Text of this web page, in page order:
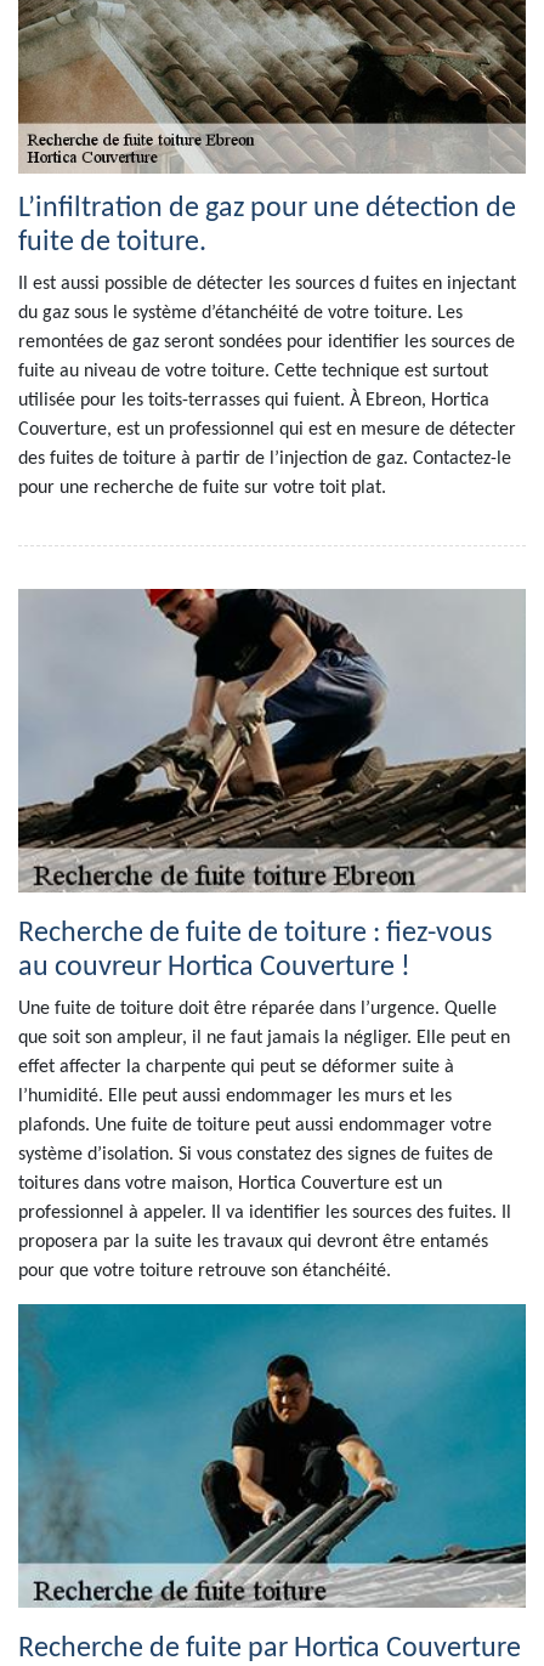
L’infiltration de gaz pour une détection de
fuite de toiture.
Il est aussi possible de détecter les sources d fuites en injectant
du gaz sous le système d’étanchéité de votre toiture. Les
remontées de gaz seront sondées pour identifier les sources de
fuite au niveau de votre toiture. Cette technique est surtout
utilisée pour les toits-terrasses qui fuient. À Ebreon, Hortica
Couverture, est un professionnel qui est en mesure de détecter
des fuites de toiture à partir de l’injection de gaz. Contactez-le
pour une recherche de fuite sur votre toit plat.
Recherche de fuite de toiture : fiez-vous
au couvreur Hortica Couverture !
Une fuite de toiture doit être réparée dans l’urgence. Quelle
que soit son ampleur, il ne faut jamais la négliger. Elle peut en
effet affecter la charpente qui peut se déformer suite à
l’humidité. Elle peut aussi endommager les murs et les
plafonds. Une fuite de toiture peut aussi endommager votre
système d’isolation. Si vous constatez des signes de fuites de
toitures dans votre maison, Hortica Couverture est un
professionnel à appeler. Il va identifier les sources des fuites. Il
proposera par la suite les travaux qui devront être entamés
pour que votre toiture retrouve son étanchéité.
Recherche de fuite par Hortica Couverture